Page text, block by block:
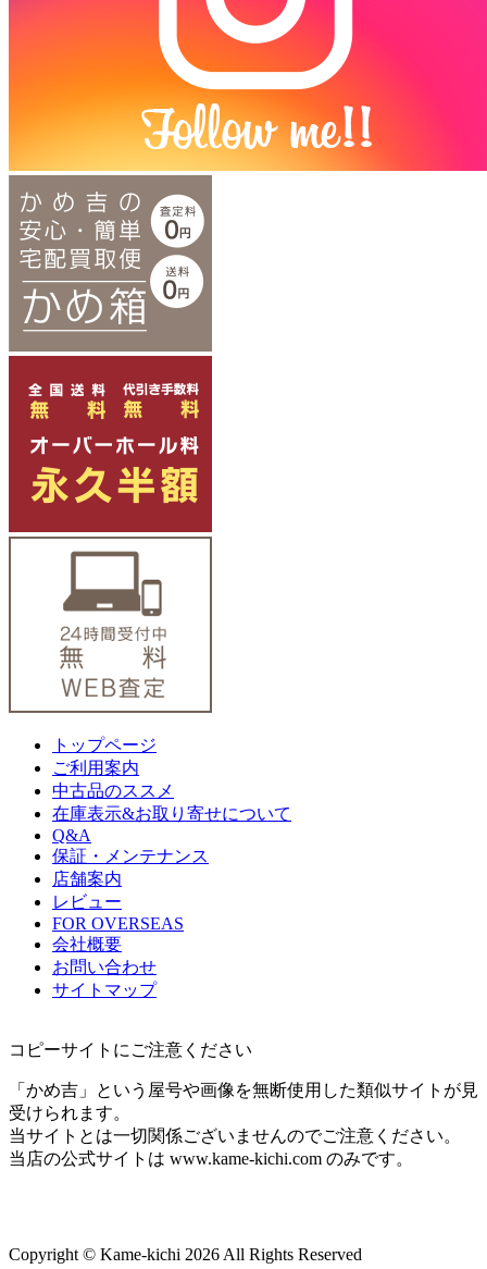
トップページ
ご利用案内
中古品のススメ
在庫表示&お取り寄せについて
Q&A
保証・メンテナンス
店舗案内
レビュー
FOR OVERSEAS
会社概要
お問い合わせ
サイトマップ
コピーサイトにご注意ください
「かめ吉」という屋号や画像を無断使用した類似サイトが見
受けられます。
当サイトとは一切関係ございませんのでご注意ください。
当店の公式サイトは www.kame-kichi.com のみです。
Copyright © Kame-kichi 2026 All Rights Reserved